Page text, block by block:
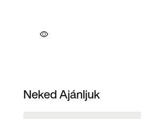
Neked Ajánljuk